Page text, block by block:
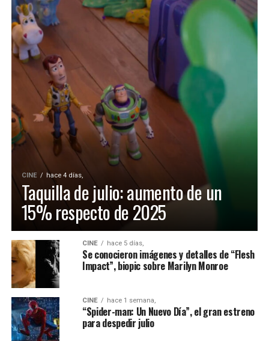
CINE hace 4 días,
Taquilla de julio: aumento de un
15% respecto de 2025
CINE hace 5 días,
Se conocieron imágenes y detalles de “Flesh
Impact”, biopic sobre Marilyn Monroe
CINE hace 1 semana,
“Spider-man: Un Nuevo Día”, el gran estreno
para despedir julio